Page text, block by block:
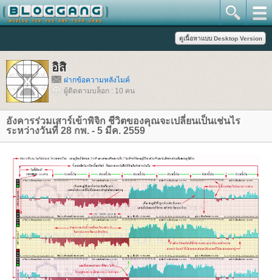
อิสิ
ฝากข้อความหลังไมค์
ผู้ติดตามบล็อก : 10 คน
อังคารร่วมเสาร์เข้าพิจิก ชีวิตของคุณจะเปลี่ยนเป็นเช่นไร
ระหว่างวันที่ 28 กพ. - 5 มีค. 2559